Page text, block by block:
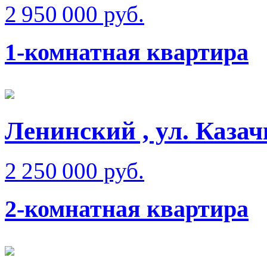
2 950 000 руб.
1-комнатная квартира
Ленинский , ул.
2 250 000 руб.
2-комнатная квартира